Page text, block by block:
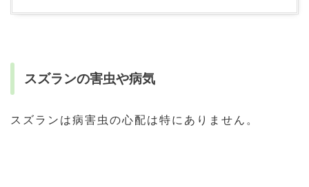
スズランの害虫や病気
スズランは病害虫の心配は特にありません。